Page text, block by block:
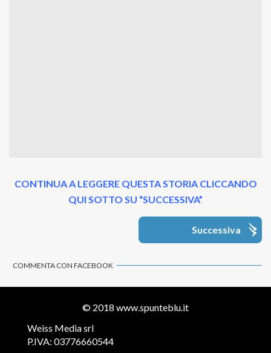
CONTINUA A LEGGERE QUESTA STORIA CLICCANDO
QUI SOTTO SU “SUCCESSIVA”
Successiva
COMMENTA CON FACEBOOK
© 2018 www.spunteblu.it
Weiss Media srl
P.IVA: 03776660544